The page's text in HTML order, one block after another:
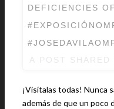
DEFICIENCIES
¡Visítalas todas! Nunca
además de que un poco